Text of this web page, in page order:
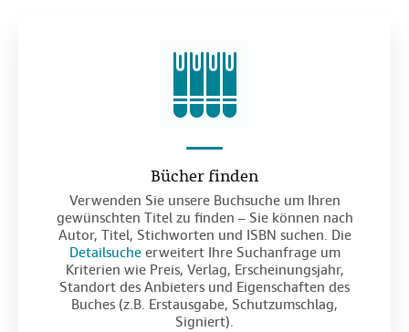
Bücher finden
Verwenden Sie unsere Buchsuche um Ihren
gewünschten Titel zu finden – Sie können nach
Autor, Titel, Stichworten und ISBN suchen. Die
Detailsucheerweitert Ihre Suchanfrage um
Kriterien wie Preis, Verlag, Erscheinungsjahr,
Standort des Anbieters und Eigenschaften des
Buches (z.B. Erstausgabe, Schutzumschlag,
Signiert).